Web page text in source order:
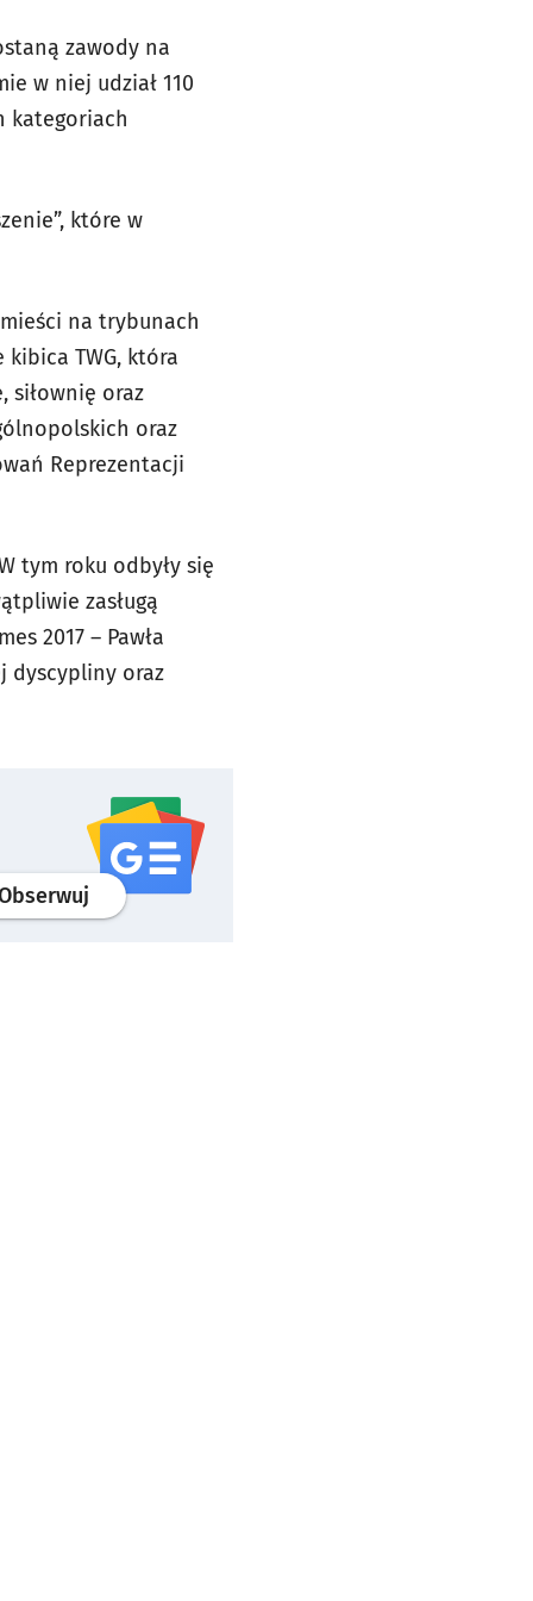
zawody na
w niej udział 110
kategoriach
które w
na trybunach
TWG, która
siłownię oraz
oraz
Reprezentacji
tym roku odbyły się
zasługą
2017 – Pawła
dyscypliny oraz
profilgoogle news